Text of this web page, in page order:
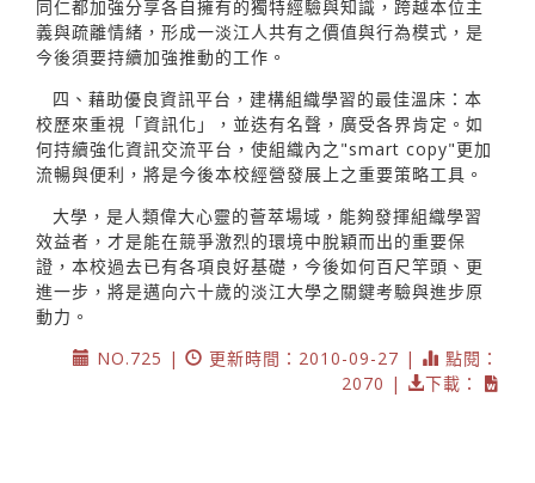
同仁都加強分享各自擁有的獨特經驗與知識，跨越本位主
義與疏離情緒，形成一淡江人共有之價值與行為模式，是
今後須要持續加強推動的工作。
四、藉助優良資訊平台，建構組織學習的最佳溫床：本
校歷來重視「資訊化」，並迭有名聲，廣受各界肯定。如
何持續強化資訊交流平台，使組織內之"smart copy"更加
流暢與便利，將是今後本校經營發展上之重要策略工具。
大學，是人類偉大心靈的薈萃場域，能夠發揮組織學習
效益者，才是能在競爭激烈的環境中脫穎而出的重要保
證，本校過去已有各項良好基礎，今後如何百尺竿頭、更
進一步，將是邁向六十歲的淡江大學之關鍵考驗與進步原
動力。
NO.725 |
更新時間：2010-09-27 |
點閱：
2070 |
下載：